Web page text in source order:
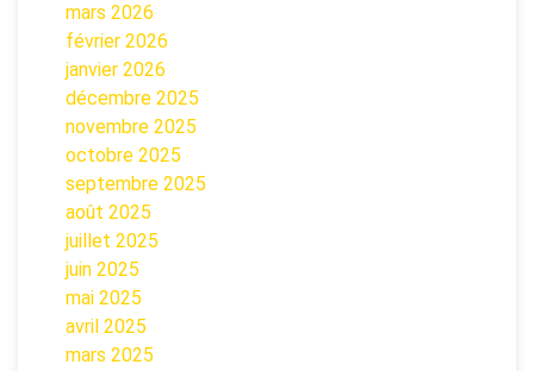
mars 2026
février 2026
janvier 2026
décembre 2025
novembre 2025
octobre 2025
septembre 2025
août 2025
juillet 2025
juin 2025
mai 2025
avril 2025
mars 2025